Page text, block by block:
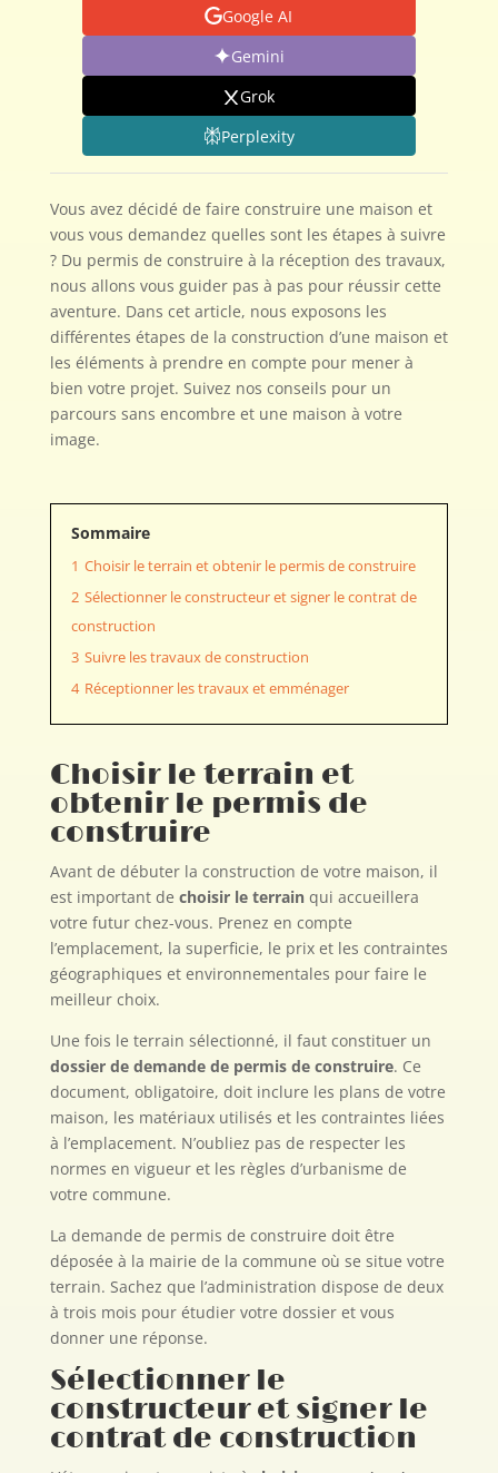
Google AI
Gemini
Grok
Perplexity
Vous avez décidé de faire construire une maison et
vous vous demandez quelles sont les étapes à suivre
? Du permis de construire à la réception des travaux,
nous allons vous guider pas à pas pour réussir cette
aventure. Dans cet article, nous exposons les
différentes étapes de la construction d’une maison et
les éléments à prendre en compte pour mener à
bien votre projet. Suivez nos conseils pour un
parcours sans encombre et une maison à votre
image.
Sommaire
1 Choisir le terrain et obtenir le permis de construire
2 Sélectionner le constructeur et signer le contrat de
construction
3 Suivre les travaux de construction
4 Réceptionner les travaux et emménager
Choisir le terrain et
obtenir le permis de
construire
Avant de débuter la construction de votre maison, il
est important de choisir le terrainqui accueillera
votre futur chez-vous. Prenez en compte
l’emplacement, la superficie, le prix et les contraintes
géographiques et environnementales pour faire le
meilleur choix.
Une fois le terrain sélectionné, il faut constituer un
dossier de demande de permis de construire. Ce
document, obligatoire, doit inclure les plans de votre
maison, les matériaux utilisés et les contraintes liées
à l’emplacement. N’oubliez pas de respecter les
normes en vigueur et les règles d’urbanisme de
votre commune.
La demande de permis de construire doit être
déposée à la mairie de la commune où se situe votre
terrain. Sachez que l’administration dispose de deux
à trois mois pour étudier votre dossier et vous
donner une réponse.
Sélectionner le
constructeur et signer le
contrat de construction